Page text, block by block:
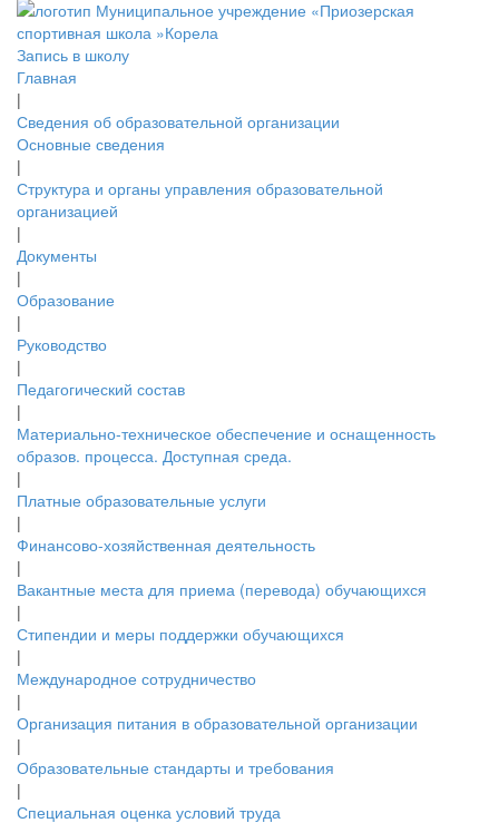
Запись в школу
Главная
|
Сведения об образовательной организации
Основные сведения
|
Структура и органы управления образовательной
организацией
|
Документы
|
Образование
|
Руководство
|
Педагогический состав
|
Материально-техническое обеспечение и оснащенность
образов. процесса. Доступная среда.
|
Платные образовательные услуги
|
Финансово-хозяйственная деятельность
|
Вакантные места для приема (перевода) обучающихся
|
Стипендии и меры поддержки обучающихся
|
Международное сотрудничество
|
Организация питания в образовательной организации
|
Образовательные стандарты и требования
|
Специальная оценка условий труда